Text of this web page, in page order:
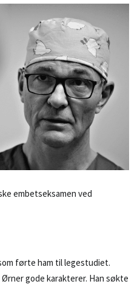
embetseksamen ved
førte ham til legestudiet.
gode karakterer. Han søkte